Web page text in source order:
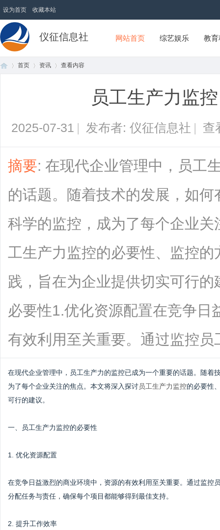
设为首页 收藏本站
仪征信息社 网站首页 综艺娱乐 教
首页 资讯 查看内容
员工生产力监
2025-07-31 | 发布者: 仪征信息社 | 查
摘要: 在现代企业管理中，员工
的话题。随着技术的发展，如
科学的监控，成为了每个企业
工生产力监控的必要性、监控
践，旨在为企业提供切实可行
必要性1.优化资源配置在竞争日
有效利用至关重要。通过监控员
在现代企业管理中，员工生产力的监控已成为一个重要的话题。随着
为了每个企业关注的焦点。本文将深入探讨员工生产力监控的必要性
可行的建议。
一、员工生产力监控的必要性
1. 优化资源配置
在竞争日益激烈的商业环境中，资源的有效利用至关重要。通过监控
分配任务与责任，确保每个项目都能够得到最佳支持。
2. 提升工作效率